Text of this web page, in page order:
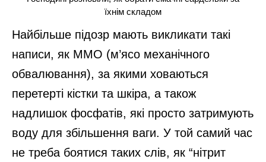
їхнім складом
Найбільше підозр мають викликати такі
написи, як ММО (м’ясо механічного
обвалювання), за якими ховаються
перетерті кістки та шкіра, а також
надлишок фосфатів, які просто затримують
воду для збільшення ваги. У той самий час
не треба боятися таких слів, як “нітрит